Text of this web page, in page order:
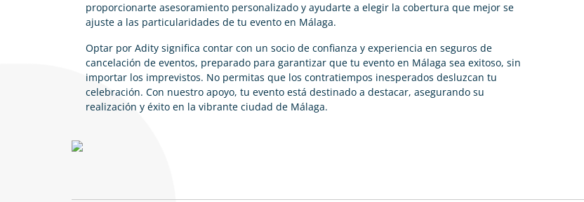
proporcionarte asesoramiento personalizado y ayudarte a elegir la cobertura que mejor se
ajuste a las particularidades de tu evento en Málaga.
Optar por Adity significa contar con un socio de confianza y experiencia en seguros de
cancelación de eventos, preparado para garantizar que tu evento en Málaga sea exitoso, sin
importar los imprevistos. No permitas que los contratiempos inesperados desluzcan tu
celebración. Con nuestro apoyo, tu evento está destinado a destacar, asegurando su
realización y éxito en la vibrante ciudad de Málaga.